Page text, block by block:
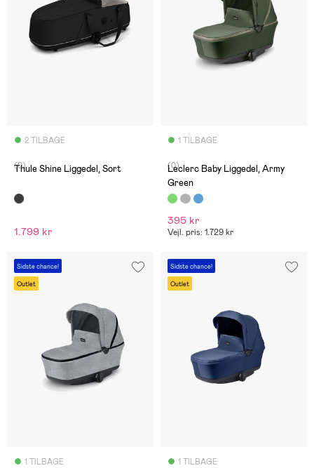
2 TILBAGE
(0)
Thule Shine Liggedel, Sort
1.799 kr
1 TILBAGE
(0)
Leclerc Baby Liggedel, Army
Green
395 kr
Vejl. pris: 1.729 kr
Sidste chance!
Outlet
1 TILBAGE
Sidste chance!
Outlet
1 TILBAGE